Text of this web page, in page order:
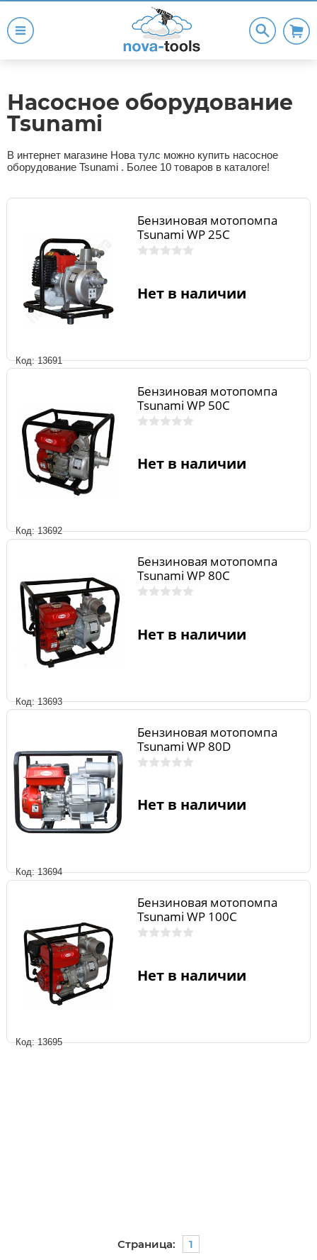
Насосное оборудование
Tsunami
В интернет магазине Нова тулс можно купить насосное
оборудование Tsunami . Более 10 товаров в каталоге!
Код: 13691
Бензиновая мотопомпа
Tsunami WP 25C
Нет в наличии
Код: 13692
Бензиновая мотопомпа
Tsunami WP 50C
Нет в наличии
Код: 13693
Бензиновая мотопомпа
Tsunami WP 80C
Нет в наличии
Код: 13694
Бензиновая мотопомпа
Tsunami WP 80D
Нет в наличии
Код: 13695
Бензиновая мотопомпа
Tsunami WP 100C
Нет в наличии
Страница: 1